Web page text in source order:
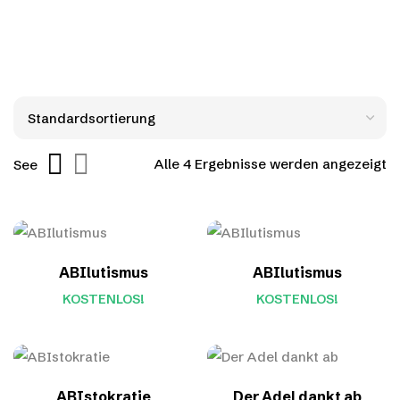
Alle 4 Ergebnisse werden angezeigt
See
ABIlutismus
KOSTENLOS!
ABIlutismus
KOSTENLOS!
ABIstokratie Der Adel dankt ab